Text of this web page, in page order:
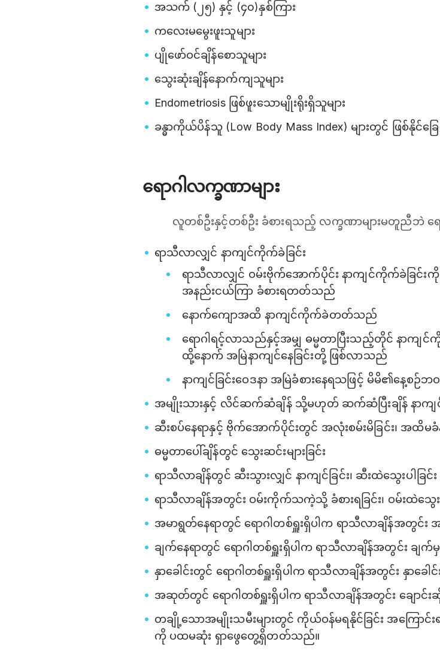
အသက် (၂၅) နှင့် (၄၀)နှစ်ကြား
ကလေးမမွေးဖူးသူများ
ပျိုဖော်ဝင်ချိန်စောသူများ
သွေးဆုံးချိန်နောက်ကျသူများ
Endometriosis ဖြစ်ဖူးသောမျိုးရိုးရှိသူများ
ခန္ဓာကိုယ်ပိန်သူ (Low Body Mass Index) များတွင် ဖြစ်နိုင်ခြ
ရောဂါလက္ခဏာများ
လူတစ်ဦးနှင့်တစ်ဦး ခံစားရသည့် လက္ခဏာများမတူညီဘဲ ရ
ရာသီလာလျှင် နာကျင်ကိုက်ခဲခြင်း
ရာသီလာလျှင် ဝမ်းဗိုက်အောက်ပိုင်း နာကျင်ကိုက်ခဲခြင်းကို
အနည်းငယ်ကြာ ခံစားရတတ်သည်
နောက်ကျောအထိ နာကျင်ကိုက်ခဲတတ်သည်
ရောဂါရင့်လာသည်နှင့်အမျှ ဓမ္မတာပြီးသည့်တိုင် နာကျင်
ထို့နောက် အမြဲနာကျင်နေခြင်းတို့ ဖြစ်လာသည်
နာကျင်ခြင်းဝေဒနာ အမြဲခံစားနေရသဖြင့် မိမိ၏နေ့
အမျိုးသားနှင့် လိင်ဆက်ဆံချိန် သို့မဟုတ် ဆက်ဆံပြီးချိန် နာကျင်
ဆီးစပ်နေရာနှင့် ဗိုက်အောက်ပိုင်းတွင် အလုံးစမ်းမိခြင်း၊ အထိမခံနို
ဓမ္မတာပေါ်ချိန်တွင် သွေးဆင်းများခြင်း
ရာသီလာချိန်တွင် ဆီးသွားလျှင် နာကျင်ခြင်း၊ ဆီးထဲသွေးပါခြင်း
ရာသီလာချိန်အတွင်း ဝမ်းကိုက်သကဲ့သို့ ခံစားရခြင်း၊ ဝမ်းထဲသွေးပ
အမာရွတ်နေရာတွင် ရောဂါတစ်ရှူးရှိပါက ရာသီလာချိန်အတွင်း အမ
ချက်နေရာတွင် ရောဂါတစ်ရှူးရှိပါက ရာသီလာချိန်အတွင်း ချက်
နှာခေါင်းတွင် ရောဂါတစ်ရှူးရှိပါက ရာသီလာချိန်အတွင်း နှာခေါင်
အဆုတ်တွင် ရောဂါတစ်ရှူးရှိပါက ရာသီလာချိန်အတွင်း ချောင်းဆိုး
တချို့သောအမျိုးသမီးများတွင် ကိုယ်ဝန်မရနိုင်ခြင်း အကြောင်းရ
ကို ပထမဆုံး ရှာဖွေတွေ့ရှိတတ်သည်။